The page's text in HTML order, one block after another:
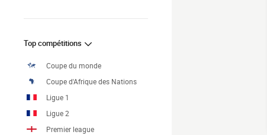
Top compétitions
Coupe du monde
Coupe d'Afrique des Nations
Ligue 1
Ligue 2
Premier league